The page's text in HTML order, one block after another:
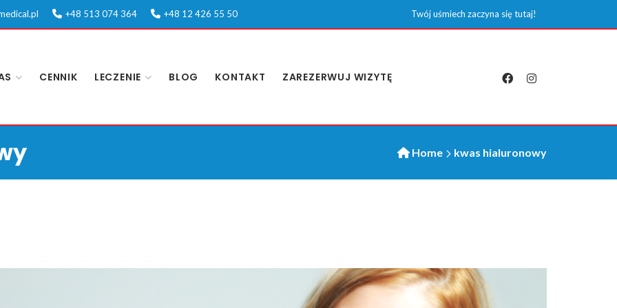
+48 513 074 364 +48 12 426 55 50 Twój uśmiech zaczyna się tutaj!
CENNIK LECZENIE BLOG KONTAKT ZAREZERWUJ WIZYTĘ
Home kwas hialuronowy